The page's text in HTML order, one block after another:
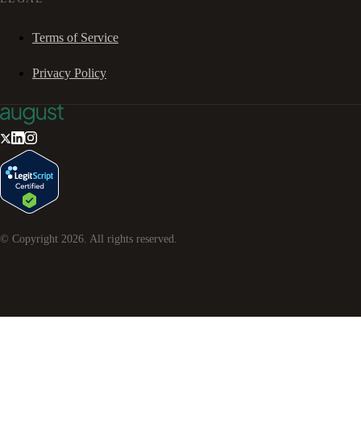
Terms of Service
Privacy Policy
© Copyright 2026 . All rights reserved.